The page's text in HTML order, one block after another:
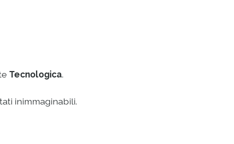
Tecnologica.
inimmaginabili.